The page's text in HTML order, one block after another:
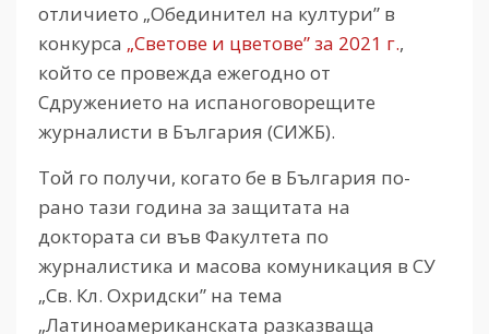
отличието „Обединител на култури” в
конкурса „Светове и цветове” за 2021 г.,
който се провежда ежегодно от
Сдружението на испаноговорещите
журналисти в България (СИЖБ).
Той го получи, когато бе в България по-
рано тази година за защитата на
доктората си във Факултета по
журналистика и масова комуникация в СУ
„Св. Кл. Охридски” на тема
„Латиноамериканската разказваща